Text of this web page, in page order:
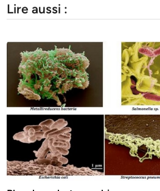
Lire aussi :